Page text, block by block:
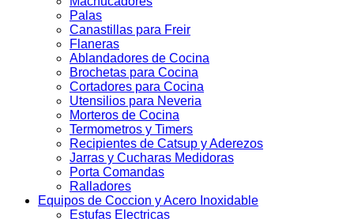
Palas
Canastillas para Freir
Flaneras
Ablandadores de Cocina
Brochetas para Cocina
Cortadores para Cocina
Utensilios para Neveria
Morteros de Cocina
Termometros y Timers
Recipientes de Catsup y Aderezos
Jarras y Cucharas Medidoras
Porta Comandas
Ralladores
Equipos de Coccion y Acero Inoxidable
Estufas Electricas